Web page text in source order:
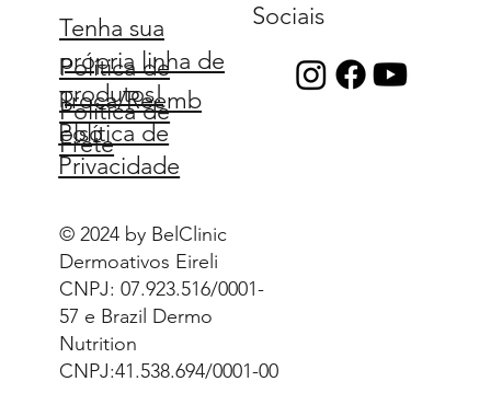
Política de
Frete
Política de
Privacidade
Política de
Troca/Reemb
olso
© 2024 by BelClinic
Dermoativos Eireli
CNPJ: 07.923.516/0001-
57 e Brazil Dermo
Nutrition
CNPJ:41.538.694/0001-00
Sociais
Tenha sua
própria linha de
produtos!